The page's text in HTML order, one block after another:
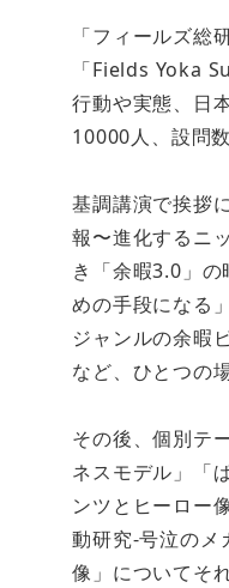
「フィールズ
「Fields Yoka
行動や実態、日
10000人、設問
基調講演で挨拶
報〜進化するニ
き「余暇3.0」
めの手段になる
ジャンルの余暇
など、ひとつの
その後、個別テ
ネスモデル」「
ンツとヒーロー
動研究-号泣のメ
像」についてそ